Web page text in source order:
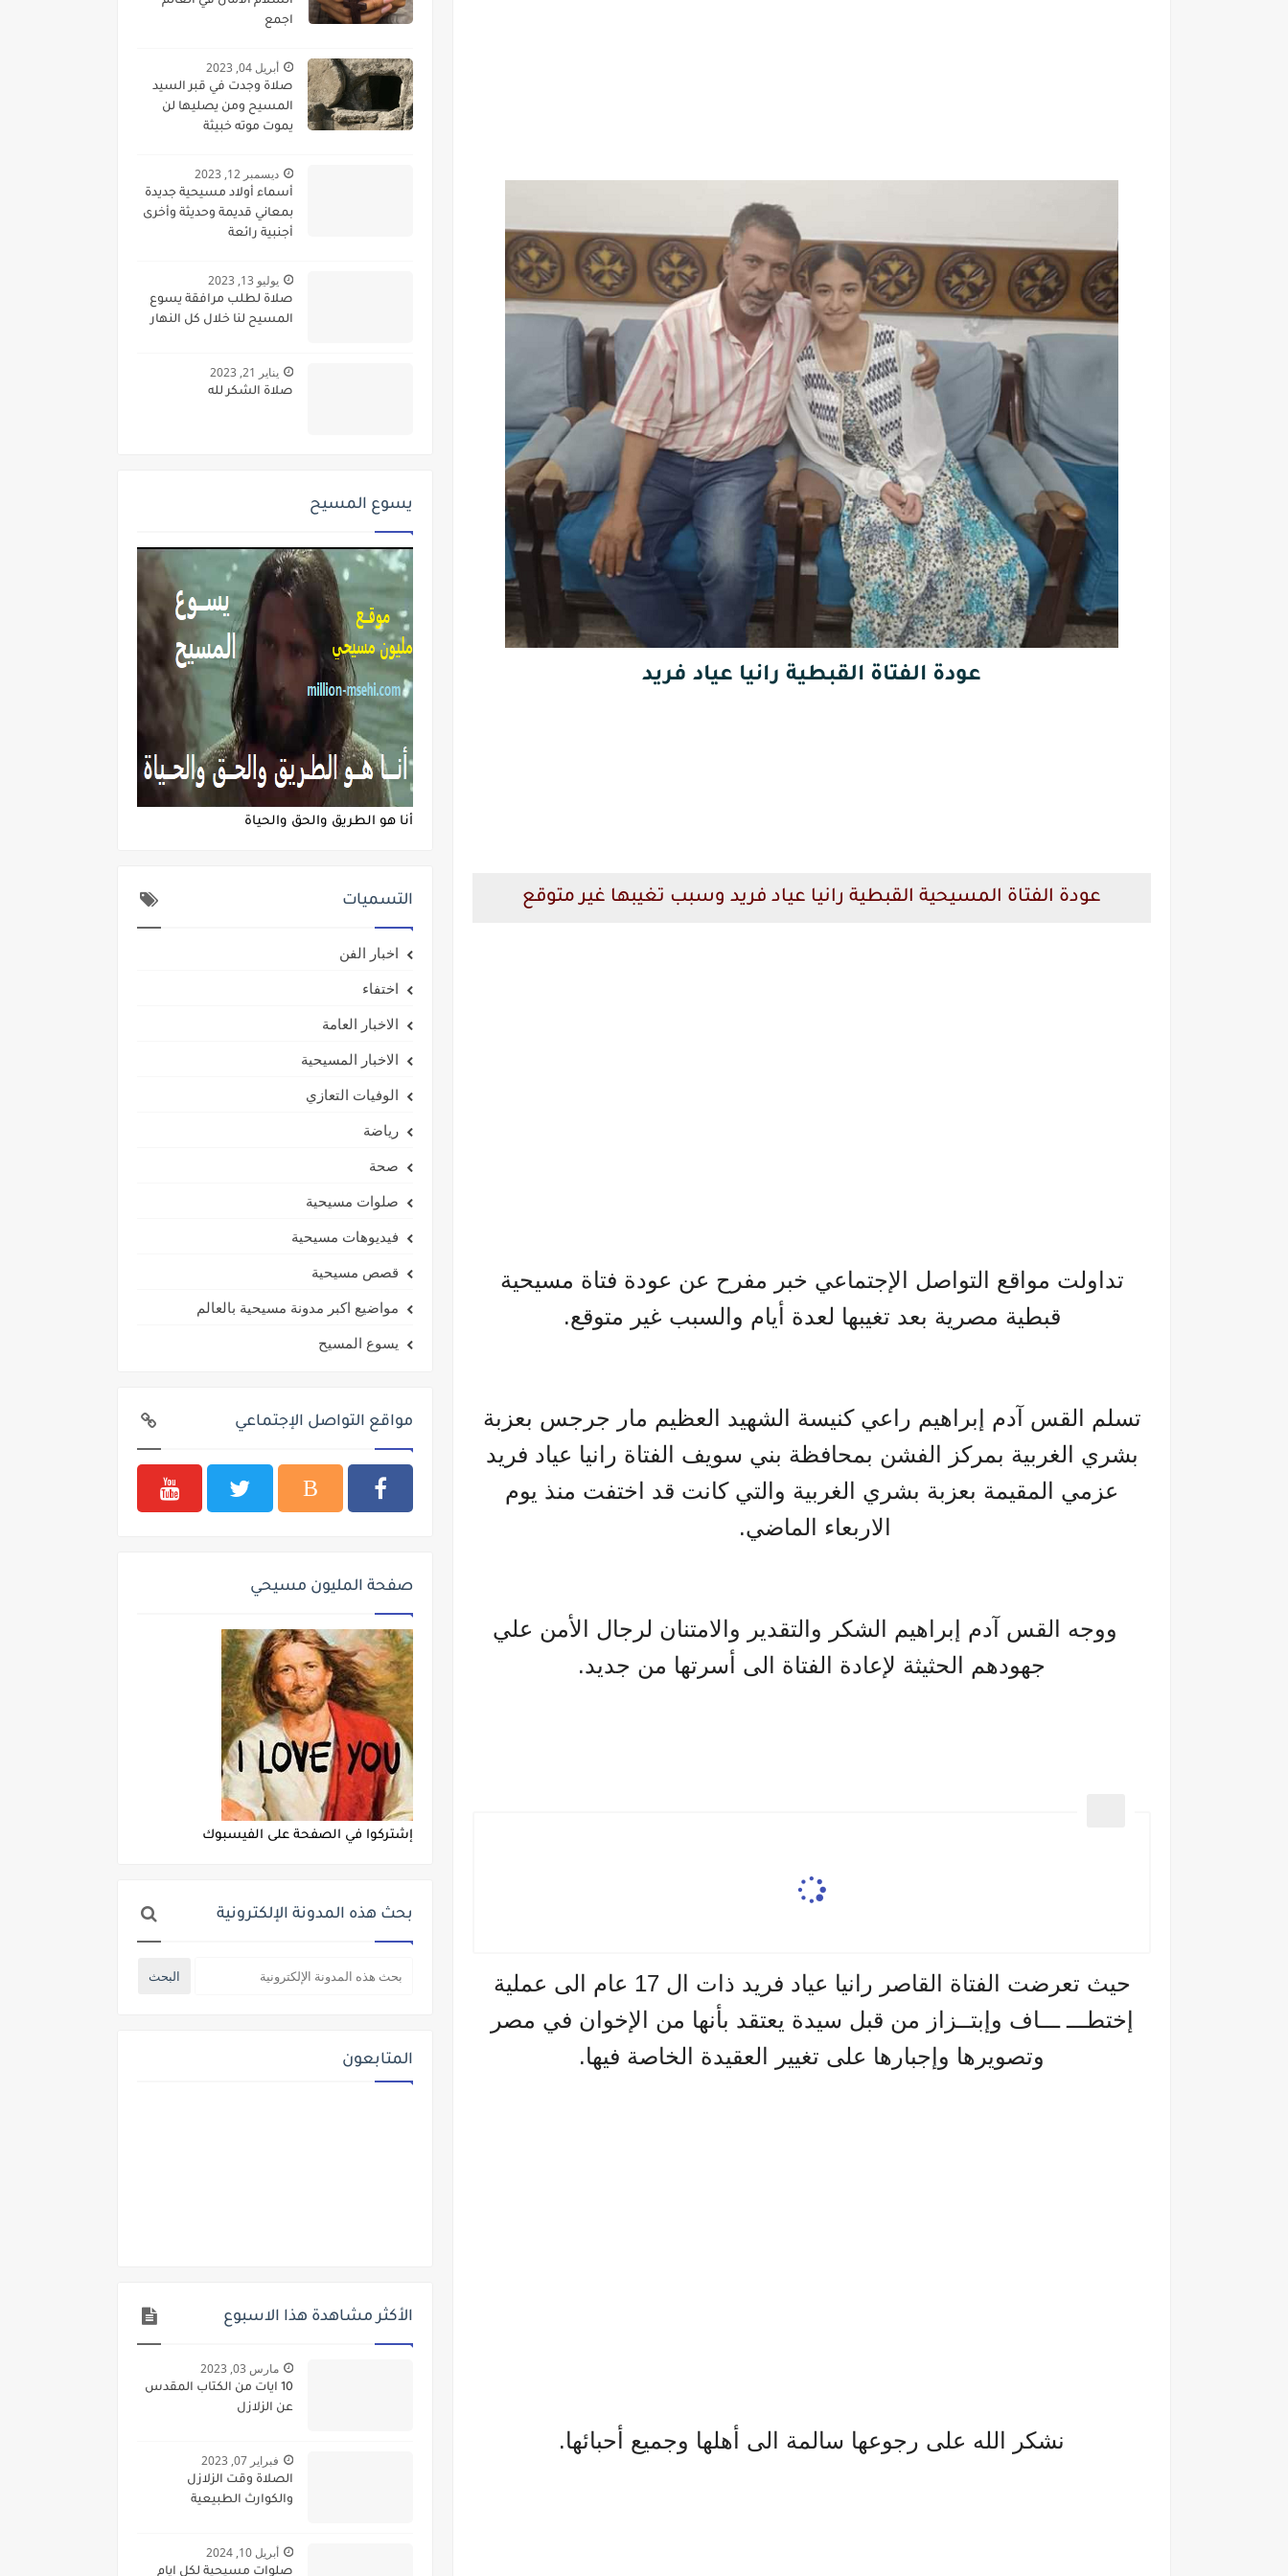
عودة الفتاة القبطية رانيا عياد فريد
عودة الفتاة المسيحية القبطية رانيا عياد فريد وسبب تغيبها غير متوقع
تداولت مواقع التواصل الإجتماعي خبر مفرح عن عودة فتاة مسيحية
قبطية مصرية بعد تغيبها لعدة أيام والسبب غير متوقع.
تسلم القس آدم إبراهيم راعي كنيسة الشهيد العظيم مار جرجس بعزبة
بشري الغربية بمركز الفشن بمحافظة بني سويف الفتاة رانيا عياد فريد
عزمي المقيمة بعزبة بشري الغربية والتي كانت قد اختفت منذ يوم
الاربعاء الماضي.
ووجه القس آدم إبراهيم الشكر والتقدير والامتنان لرجال الأمن علي
جهودهم الحثيثة لإعادة الفتاة الى أسرتها من جديد.
حيث تعرضت الفتاة القاصر رانيا عياد فريد ذات ال 17 عام الى عملية
إختطـــ ـــاف وإبتــزاز من قبل سيدة يعتقد بأنها من الإخوان في مصر
وتصويرها وإجبارها على تغيير العقيدة الخاصة فيها.
نشكر الله على رجوعها سالمة الى أهلها وجميع أحبائها.
اجمع
أبريل 04, 2023
صلاة وجدت في قبر السيد
المسيح ومن يصليها لن
يموت موته خبيثة
ديسمبر 12, 2023
أسماء أولاد مسيحية جديدة
بمعاني قديمة وحديثة وأخرى
أجنبية رائعة
يوليو 13, 2023
صلاة لطلب مرافقة يسوع
المسيح لنا خلال كل النهار
يناير 21, 2023
صلاة الشكر لله
يسوع المسيح
أنا هو الطريق والحق والحياة
التسميات
اخبار الفن
اختفاء
الاخبار العامة
الاخبار المسيحية
الوفيات التعازي
رياضة
صحة
صلوات مسيحية
فيديوهات مسيحية
قصص مسيحية
مواضيع اكبر مدونة مسيحية بالعالم
يسوع المسيح
مواقع التواصل الإجتماعي
صفحة المليون مسيحي
إشتركوا في الصفحة على الفيسبوك
بحث هذه المدونة الإلكترونية
المتابعون
الأكثر مشاهدة هذا الاسبوع
مارس 03, 2023
10 ايات من الكتاب المقدس
عن الزلازل
فبراير 07, 2023
الصلاة وقت الزلازل
والكوارث الطبيعية
أبريل 10, 2024
صلوات مسيحية لكل ايام